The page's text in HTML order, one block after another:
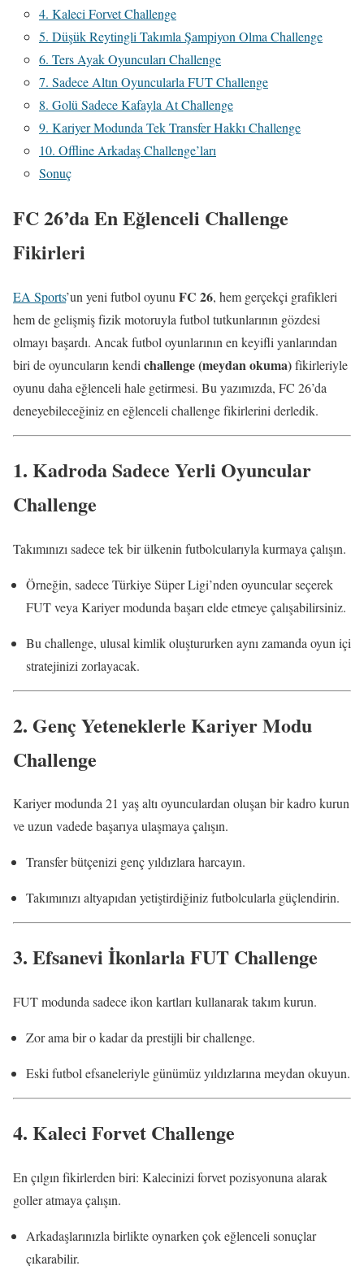
4. Kaleci Forvet Challenge
5. Düşük Reytingli Takımla Şampiyon Olma Challenge
6. Ters Ayak Oyuncuları Challenge
7. Sadece Altın Oyuncularla FUT Challenge
8. Golü Sadece Kafayla At Challenge
9. Kariyer Modunda Tek Transfer Hakkı Challenge
10. Offline Arkadaş Challenge’ları
Sonuç
FC 26’da En Eğlenceli Challenge
Fikirleri
EA Sports’un yeni futbol oyunu FC 26, hem gerçekçi grafikleri
hem de gelişmiş fizik motoruyla futbol tutkunlarının gözdesi
olmayı başardı. Ancak futbol oyunlarının en keyifli yanlarından
biri de oyuncuların kendi challenge (meydan okuma)fikirleriyle
oyunu daha eğlenceli hale getirmesi. Bu yazımızda, FC 26’da
deneyebileceğiniz en eğlenceli challenge fikirlerini derledik.
1. Kadroda Sadece Yerli Oyuncular
Challenge
Takımınızı sadece tek bir ülkenin futbolcularıyla kurmaya çalışın.
Örneğin, sadece Türkiye Süper Ligi’nden oyuncular seçerek
FUT veya Kariyer modunda başarı elde etmeye çalışabilirsiniz.
Bu challenge, ulusal kimlik oluştururken aynı zamanda oyun içi
stratejinizi zorlayacak.
2. Genç Yeteneklerle Kariyer Modu
Challenge
Kariyer modunda 21 yaş altı oyunculardan oluşan bir kadro kurun
ve uzun vadede başarıya ulaşmaya çalışın.
Transfer bütçenizi genç yıldızlara harcayın.
Takımınızı altyapıdan yetiştirdiğiniz futbolcularla güçlendirin.
3. Efsanevi İkonlarla FUT Challenge
FUT modunda sadece ikon kartları kullanarak takım kurun.
Zor ama bir o kadar da prestijli bir challenge.
Eski futbol efsaneleriyle günümüz yıldızlarına meydan okuyun.
4. Kaleci Forvet Challenge
En çılgın fikirlerden biri: Kalecinizi forvet pozisyonuna alarak
goller atmaya çalışın.
Arkadaşlarınızla birlikte oynarken çok eğlenceli sonuçlar
çıkarabilir.